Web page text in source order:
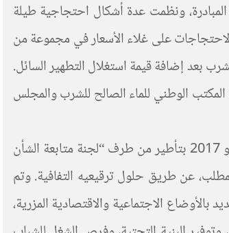
بامينتانوت في هذه المبادرة، ونظمت عدة أشكال احتجاجية طيلة
من الاحتجاجات على غلاء الأسعار في مجموعة من
المدينة بسبب غلاء فواتير الماء الصالح للشرب بعد إضافة قيمة استغلال التطهير السائل.
الوطني للماء الصالح للشرب والمجلس
بعد موجة الاحتجاجات الشعبية المستمرة لسكان امنتانوت، وكان أقواها تنفيذ اضراب عام مرفوق بمسيرة احتجاجية حاشدة يوم الجمعة 9 يونيو 2017 بتأطير من طرف “لجنة متابعة الشأن
عن طريق حلول ترقيعيه التفافية. وتم
للتنديد بالأوضاع الاجتماعية والاقتصادية المزرية،